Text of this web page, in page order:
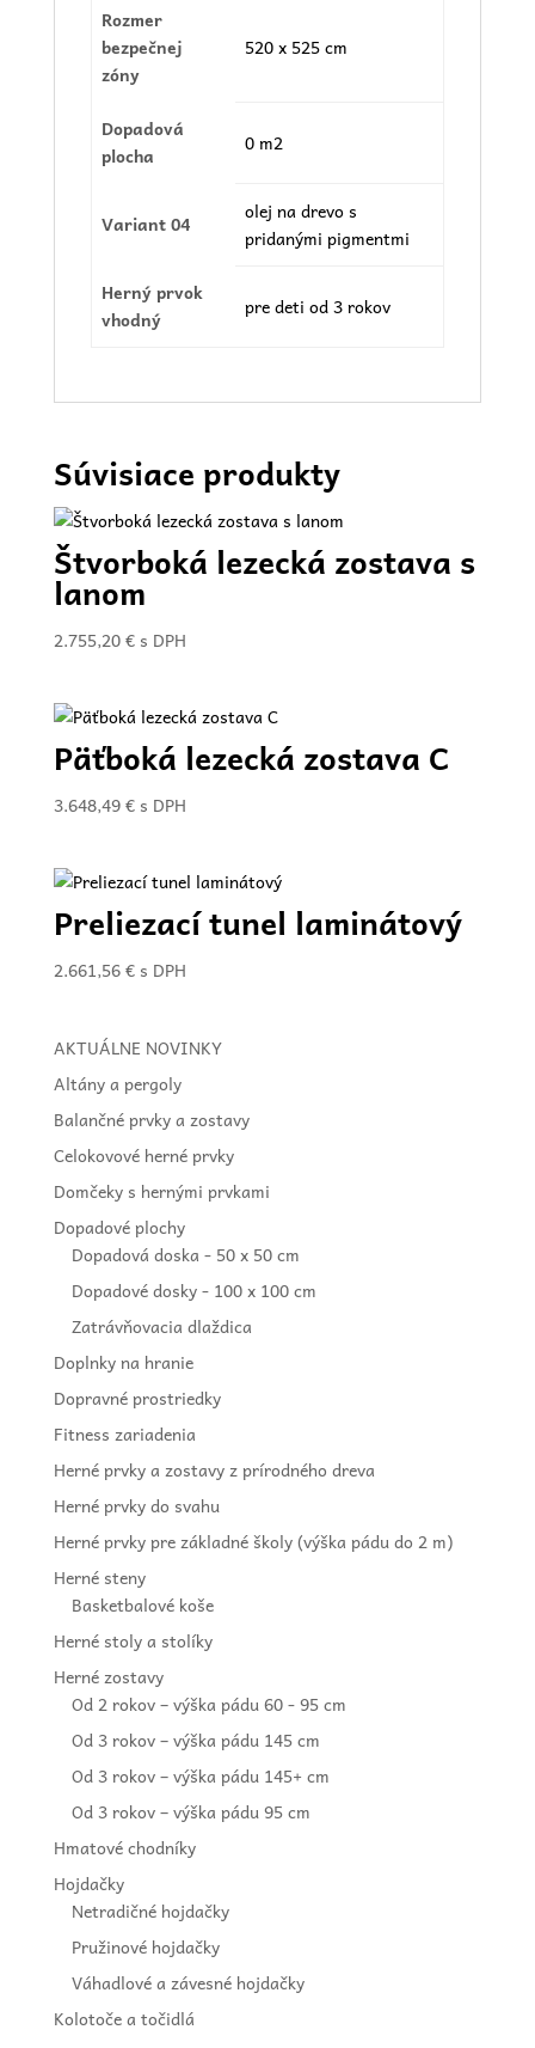
Rozmer
bezpečnej
zóny
520 x 525 cm
Dopadová
plocha
0 m2
Variant 04
olej na drevo s
pridanými pigmentmi
Herný prvok
vhodný
pre deti od 3 rokov
Súvisiace produkty
Štvorboká lezecká zostava s
lanom
2.755,20€ s DPH
Päťboká lezecká zostava C
3.648,49€ s DPH
Preliezací tunel laminátový
2.661,56€ s DPH
AKTUÁLNE NOVINKY
Altány a pergoly
Balančné prvky a zostavy
Celokovové herné prvky
Domčeky s hernými prvkami
Dopadové plochy
Dopadová doska - 50 x 50 cm
Dopadové dosky - 100 x 100 cm
Zatrávňovacia dlaždica
Doplnky na hranie
Dopravné prostriedky
Fitness zariadenia
Herné prvky a zostavy z prírodného dreva
Herné prvky do svahu
Herné prvky pre základné školy (výška pádu do 2 m)
Herné steny
Basketbalové koše
Herné stoly a stolíky
Herné zostavy
Od 2 rokov – výška pádu 60 - 95 cm
Od 3 rokov – výška pádu 145 cm
Od 3 rokov – výška pádu 145+ cm
Od 3 rokov – výška pádu 95 cm
Hmatové chodníky
Hojdačky
Netradičné hojdačky
Pružinové hojdačky
Váhadlové a závesné hojdačky
Kolotoče a točidlá